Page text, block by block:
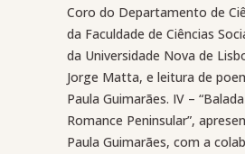
Coro do Departamento de
da Faculdade de Ciências
da Universidade Nova de
Jorge Matta, e leitura de
Paula Guimarães. IV –
Romance Peninsular”,
Paula Guimarães, com a